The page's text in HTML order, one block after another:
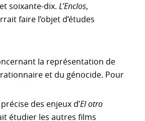
soixante-dix. L’Enclos,
faire l’objet d’études
la représentation de
et du génocide. Pour
des enjeux d’El otro
étudier les autres films